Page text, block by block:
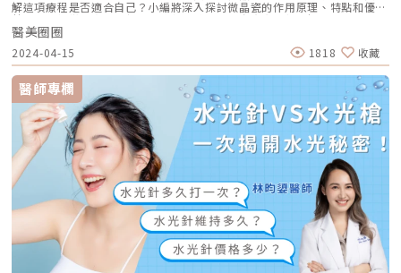
色彙整，方便大家快速理解各品牌的差異：肉毒桿菌價格差異大？該如何
選？為何肉毒桿菌在市面上價格差異大呢？原因在於不同診所的訂價以及所
使用的肉毒桿菌品牌。只要選擇經過合法認證且符合適應部位的肉毒，療程
後都能獲得明顯的改善。但是需要注意的是，肉毒桿菌的準備比例以及醫師
在施打時的位置和劑量掌控都會影響最終效果。建議尋找經驗豐富、信譽良
好、技術優秀的醫師，這樣才能確保安全並獲得滿意的效果。★溫馨提醒★
小編要提醒大家，醫療並非單純的商業交易，所有的療程都伴隨著風險。因
此，作為消費者應該謹慎選擇合適的醫療方案，以確保安全與健康。
解這項療程是否適合自己？小編將深入探討微晶瓷的作用原理、特點和優
勢，並分析微晶瓷隆鼻與其他療程的差異，分享真實案例、解答常見問題，
讓讀者能快速了解。關於微晶瓷隆鼻和作用原理微晶瓷主要是「氫氧磷灰石
鈣」，又被稱為骨粉，與人體牙齒和骨骼中的成分相近。不僅可以填補凹
陷，例如提升臉頰豐滿度，還可用來增強鼻樑和鼻尖的高度。微晶瓷的特點
類似於人體組織中的無機成分，也就是「生物軟陶瓷」，能夠促進膠原蛋白
新生，填補已經流失的膠原質，而且不容易位移。微晶瓷隆鼻屬於微針劑注
射的方式，無需進行手術，也沒有較大的傷口，因此與傳統的開刀隆鼻相比
風險非常低，完全不會留下傷疤。療程後幾乎沒有瘀青或明顯的腫脹，只有
少許因個人體質差異而出現的輕微紅腫。療程後的鼻型看起來非常自然，觸
感也很柔軟，完全沒有異物感。不僅能夠呈現出美麗挺拔的形狀，而且具有
美容填充物的柔軟自然效果，也避免了全身麻醉所帶來的風險。微晶瓷隆鼻
的特點與優勢 和人體牙齒和骨骼成分相近，因此具有極高的安全性。 2003
年榮獲歐盟安全標準CE認證，並於2006年獲得美國食品藥物管理局FDA核
准。 自2009年在台上市以來，已有逾250篇文獻證實有效性。 能夠塑造出
鼻型的高挺度，非常適合想要讓鼻型有立體感效果的人。適合使用微晶瓷的
族群 想要臉部輪廓再明顯者 希望有凸出下巴者 想要讓臉部能有更立體的變
化 想調整鼻型者 鼻樑不夠高者 期望調整鼻尖者微晶瓷隆鼻與其他療程比一
比微晶瓷隆鼻不僅療程時間快速，而且幾乎無恢復期，非常適合上班族利用
中午午休時間進行，又能立即見效。對於不敢冒手術風險的人來說，無疑是
一項理想的選擇。但相較於其他療程，究竟有何優勢？ 療程名稱 微晶瓷隆
醫美圈圈
2024-04-15 1818 收藏
醫師專欄